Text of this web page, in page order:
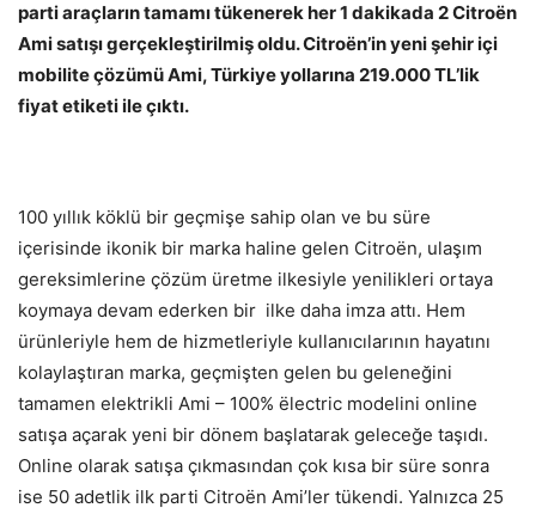
parti araçların tamamı tükenerek her 1 dakikada 2 Citroën
Ami satışı gerçekleştirilmiş oldu. Citroën’in yeni şehir içi
mobilite çözümü Ami, Türkiye yollarına 219.000 TL’lik
fiyat etiketi ile çıktı.
100 yıllık köklü bir geçmişe sahip olan ve bu süre
içerisinde ikonik bir marka haline gelen Citroën, ulaşım
gereksimlerine çözüm üretme ilkesiyle yenilikleri ortaya
koymaya devam ederken bir ilke daha imza attı. Hem
ürünleriyle hem de hizmetleriyle kullanıcılarının hayatını
kolaylaştıran marka, geçmişten gelen bu geleneğini
tamamen elektrikli Ami – 100% ëlectric modelini online
satışa açarak yeni bir dönem başlatarak geleceğe taşıdı.
Online olarak satışa çıkmasından çok kısa bir süre sonra
ise 50 adetlik ilk parti Citroën Ami’ler tükendi. Yalnızca 25